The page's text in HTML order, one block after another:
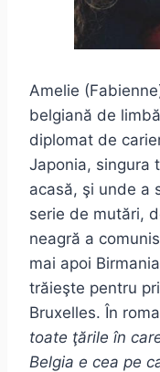
Amelie
belgiană de
diplomat de
Japonia, singura
acasă, şi unde a
serie de mutări,
neagră a
mai apoi
trăieşte pentru
Bruxelles. În
toate ţările în
Belgia e cea pe